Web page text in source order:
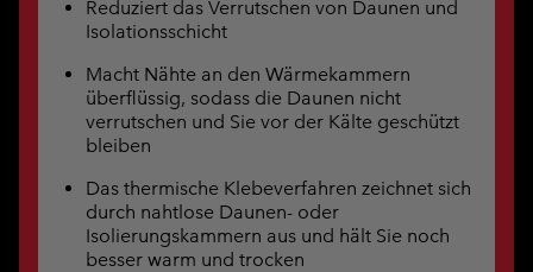
Reduziert das Verrutschen von Daunen und
Isolationsschicht
Macht Nähte an den Wärmekammern
überflüssig, sodass die Daunen nicht
verrutschen und Sie vor der Kälte geschützt
bleiben
Das thermische Klebeverfahren zeichnet sich
durch nahtlose Daunen- oder
Isolierungskammern aus und hält Sie noch
besser warm und trocken